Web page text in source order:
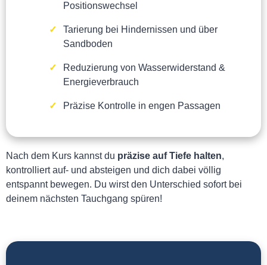
Positionswechsel
Tarierung bei Hindernissen und über
Sandboden
Reduzierung von Wasserwiderstand &
Energieverbrauch
Präzise Kontrolle in engen Passagen
Nach dem Kurs kannst du präzise auf Tiefe halten,
kontrolliert auf- und absteigen und dich dabei völlig
entspannt bewegen. Du wirst den Unterschied sofort bei
deinem nächsten Tauchgang spüren!